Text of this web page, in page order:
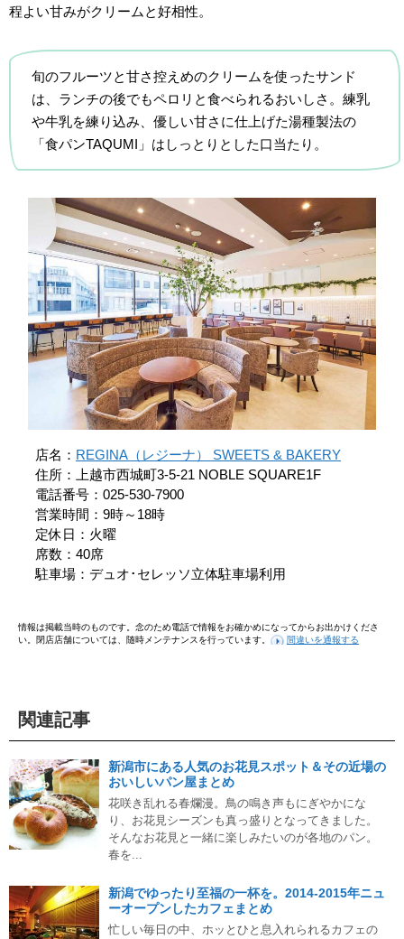
程よい甘みがクリームと好相性。
旬のフルーツと甘さ控えめのクリームを使ったサンド
は、ランチの後でもペロリと食べられるおいしさ。練乳
や牛乳を練り込み、優しい甘さに仕上げた湯種製法の
「食パンTAQUMI」はしっとりとした口当たり。
店名： REGINA（レジーナ） SWEETS & BAKERY
住所：上越市西城町3-5-21 NOBLE SQUARE1F
電話番号：025-530-7900
営業時間：9時～18時
定休日：火曜
席数：40席
駐車場：デュオ･セレッソ立体駐車場利用
情報は掲載当時のものです。念のため電話で情報をお確かめになってからお出かけくださ
い。閉店店舗については、随時メンテナンスを行っています。
間違いを通報する
関連記事
新潟市にある人気のお花見スポット＆その近場の
おいしいパン屋まとめ
花咲き乱れる春爛漫。鳥の鳴き声もにぎやかにな
り、お花見シーズンも真っ盛りとなってきました。
そんなお花見と一緒に楽しみたいのが各地のパン。
春を...
新潟でゆったり至福の一杯を。2014-2015年ニュ
ーオープンしたカフェまとめ
忙しい毎日の中、ホッとひと息入れられるカフェの